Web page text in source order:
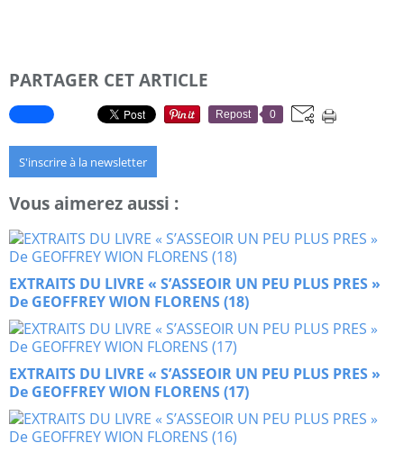
PARTAGER CET ARTICLE
Repost 0
S'inscrire à la newsletter
Vous aimerez aussi :
EXTRAITS DU LIVRE « S’ASSEOIR UN PEU PLUS PRES »
De GEOFFREY WION FLORENS (18)
EXTRAITS DU LIVRE « S’ASSEOIR UN PEU PLUS PRES »
De GEOFFREY WION FLORENS (17)